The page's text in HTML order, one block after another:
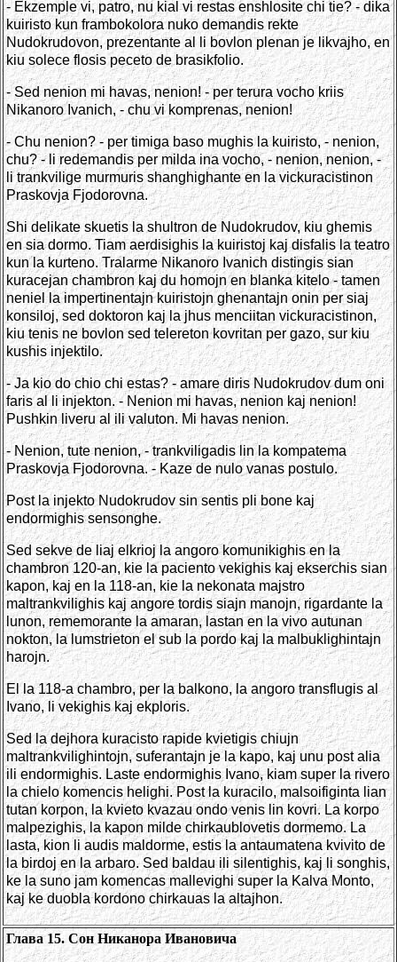
- Ekzemple vi, patro, nu kial vi restas enshlosite chi tie? - dika
kuiristo kun frambokolora nuko demandis rekte
Nudokrudovon, prezentante al li bovlon plenan je likvajho, en
kiu solece flosis peceto de brasikfolio.
- Sed nenion mi havas, nenion! - per terura vocho kriis
Nikanoro Ivanich, - chu vi komprenas, nenion!
- Chu nenion? - per timiga baso mughis la kuiristo, - nenion,
chu? - li redemandis per milda ina vocho, - nenion, nenion, -
li trankvilige murmuris shanghighante en la vickuracistinon
Praskovja Fjodorovna.
Shi delikate skuetis la shultron de Nudokrudov, kiu ghemis
en sia dormo. Tiam aerdisighis la kuiristoj kaj disfalis la teatro
kun la kurteno. Tralarme Nikanoro Ivanich distingis sian
kuracejan chambron kaj du homojn en blanka kitelo - tamen
neniel la impertinentajn kuiristojn ghenantajn onin per siaj
konsiloj, sed doktoron kaj la jhus menciitan vickuracistinon,
kiu tenis ne bovlon sed telereton kovritan per gazo, sur kiu
kushis injektilo.
- Ja kio do chio chi estas? - amare diris Nudokrudov dum oni
faris al li injekton. - Nenion mi havas, nenion kaj nenion!
Pushkin liveru al ili valuton. Mi havas nenion.
- Nenion, tute nenion, - trankviligadis lin la kompatema
Praskovja Fjodorovna. - Kaze de nulo vanas postulo.
Post la injekto Nudokrudov sin sentis pli bone kaj
endormighis sensonghe.
Sed sekve de liaj elkrioj la angoro komunikighis en la
chambron 120-an, kie la paciento vekighis kaj ekserchis sian
kapon, kaj en la 118-an, kie la nekonata majstro
maltrankvilighis kaj angore tordis siajn manojn, rigardante la
lunon, rememorante la amaran, lastan en la vivo autunan
nokton, la lumstrieton el sub la pordo kaj la malbuklighintajn
harojn.
El la 118-a chambro, per la balkono, la angoro transflugis al
Ivano, li vekighis kaj ekploris.
Sed la dejhora kuracisto rapide kvietigis chiujn
maltrankvilighintojn, suferantajn je la kapo, kaj unu post alia
ili endormighis. Laste endormighis Ivano, kiam super la rivero
la chielo komencis helighi. Post la kuracilo, malsoifiginta lian
tutan korpon, la kvieto kvazau ondo venis lin kovri. La korpo
malpezighis, la kapon milde chirkaublovetis dormemo. La
lasta, kion li audis maldorme, estis la antaumatena kvivito de
la birdoj en la arbaro. Sed baldau ili silentighis, kaj li songhis,
ke la suno jam komencas mallevighi super la Kalva Monto,
kaj ke duobla kordono chirkauas la altajhon.
Глава 15. Сон Никанора Ивановича